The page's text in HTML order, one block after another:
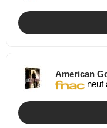
American
neuf